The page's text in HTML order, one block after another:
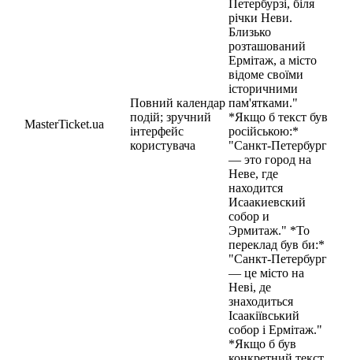
MasterTicket.ua
Повний календар
подій; зручний
інтерфейс
користувача
Петербурзі, біля
річки Неви.
Близько
розташований
Ермітаж, а місто
відоме своїми
історичними
пам'ятками."
*Якщо б текст був
російською:*
"Санкт-Петербург
— это город на
Неве, где
находится
Исаакиевский
собор и
Эрмитаж." *То
переклад був би:*
"Санкт-Петербург
— це місто на
Неві, де
знаходиться
Ісаакіївський
собор і Ермітаж."
*Якщо б був